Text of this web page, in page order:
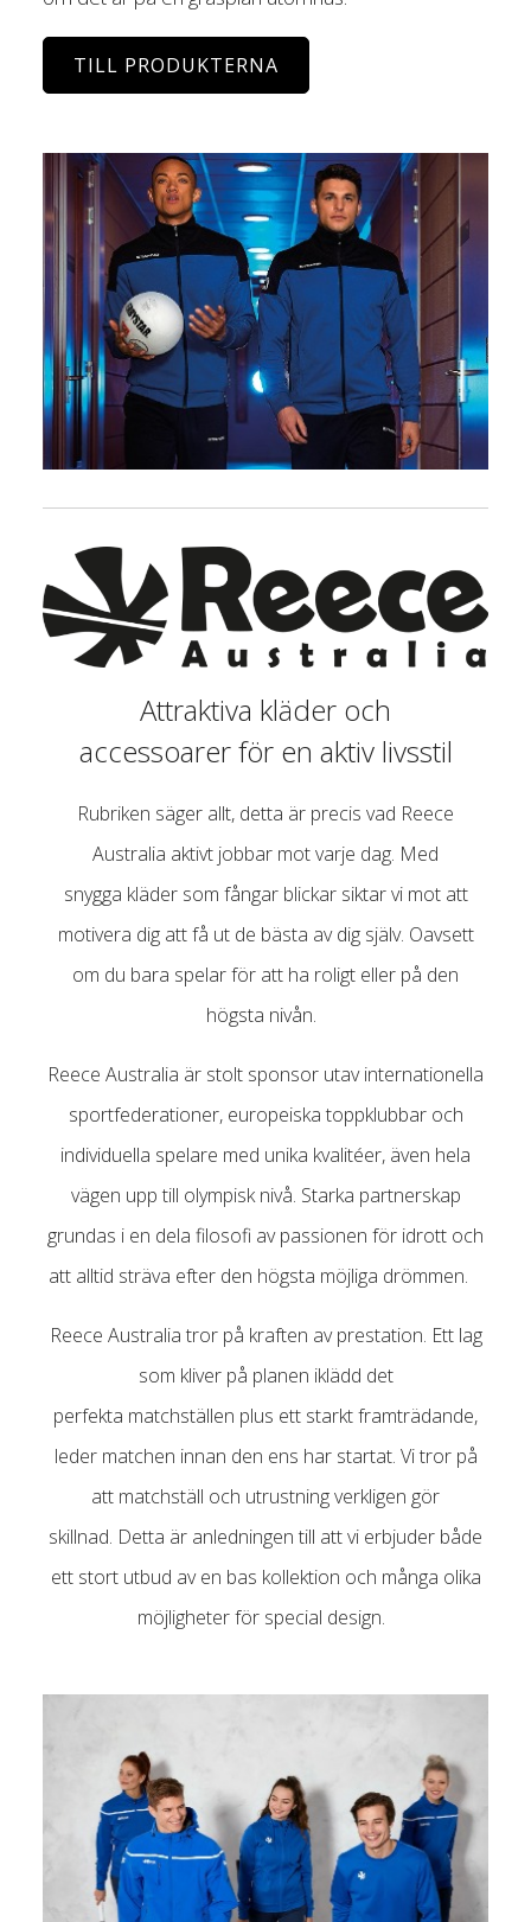
TILL PRODUKTERNA
Attraktiva kläder och
accessoarer för en aktiv livsstil
Rubriken säger allt, detta är precis vad Reece
Australia aktivt jobbar mot varje dag. Med
snygga kläder som fångar blickar siktar vi mot att
motivera dig att få ut de bästa av dig själv. Oavsett
om du bara spelar för att ha roligt eller på den
högsta nivån.
Reece Australia är stolt sponsor utav internationella
sportfederationer, europeiska toppklubbar och
individuella spelare med unika kvalitéer, även hela
vägen upp till olympisk nivå. Starka partnerskap
grundas i en dela filosofi av passionen för idrott och
att alltid sträva efter den högsta möjliga drömmen.
Reece Australia tror på kraften av prestation. Ett lag
som kliver på planen iklädd det
perfekta matchställen plus ett starkt framträdande,
leder matchen innan den ens har startat. Vi tror på
att matchställ och utrustning verkligen gör
skillnad. Detta är anledningen till att vi erbjuder både
ett stort utbud av en bas kollektion och många olika
möjligheter för special design.